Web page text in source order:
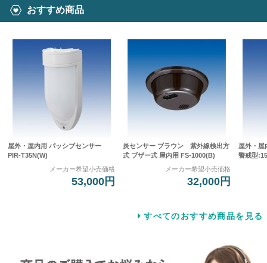
おすすめ商品
屋外・屋内用 パッシブセンサー
PIR-T35N(W)
メーカー希望小売価格
53,000円
炎センサー ブラウン 紫外線検出方
式 ブザー式 屋内用 FS-1000(B)
メーカー希望小売価格
32,000円
屋外・屋
警戒型
すべてのおすすめ商品を見る